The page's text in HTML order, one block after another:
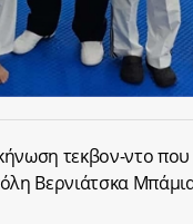
τεκβον-ντο
Βερνιάτσκα